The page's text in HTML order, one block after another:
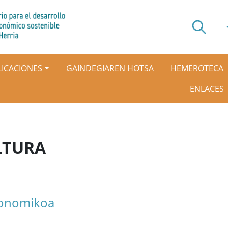
GAINDEGIAREN HOTSA
HEMEROTECA
ENLACES